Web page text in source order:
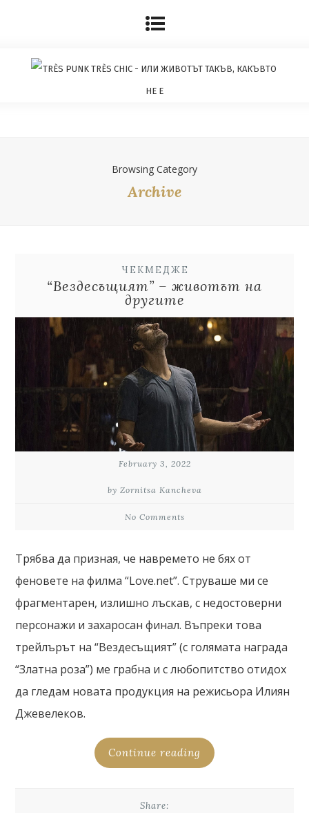
Browsing Category
Archive
ЧЕКМЕДЖЕ
“Вездесъщият” – животът на
другите
February 3, 2022
by Zornitsa Kancheva
No Comments
Трябва да призная, че навремето не бях от
феновете на филма “Love.net”. Струваше ми се
фрагментарен, излишно лъскав, с недостоверни
персонажи и захаросан финал. Въпреки това
трейлърът на “Вездесъщият” (с голямата награда
“Златна роза”) ме грабна и с любопитство отидох
да гледам новата продукция на режисьора Илиян
Джевелеков.
Continue reading
Share: